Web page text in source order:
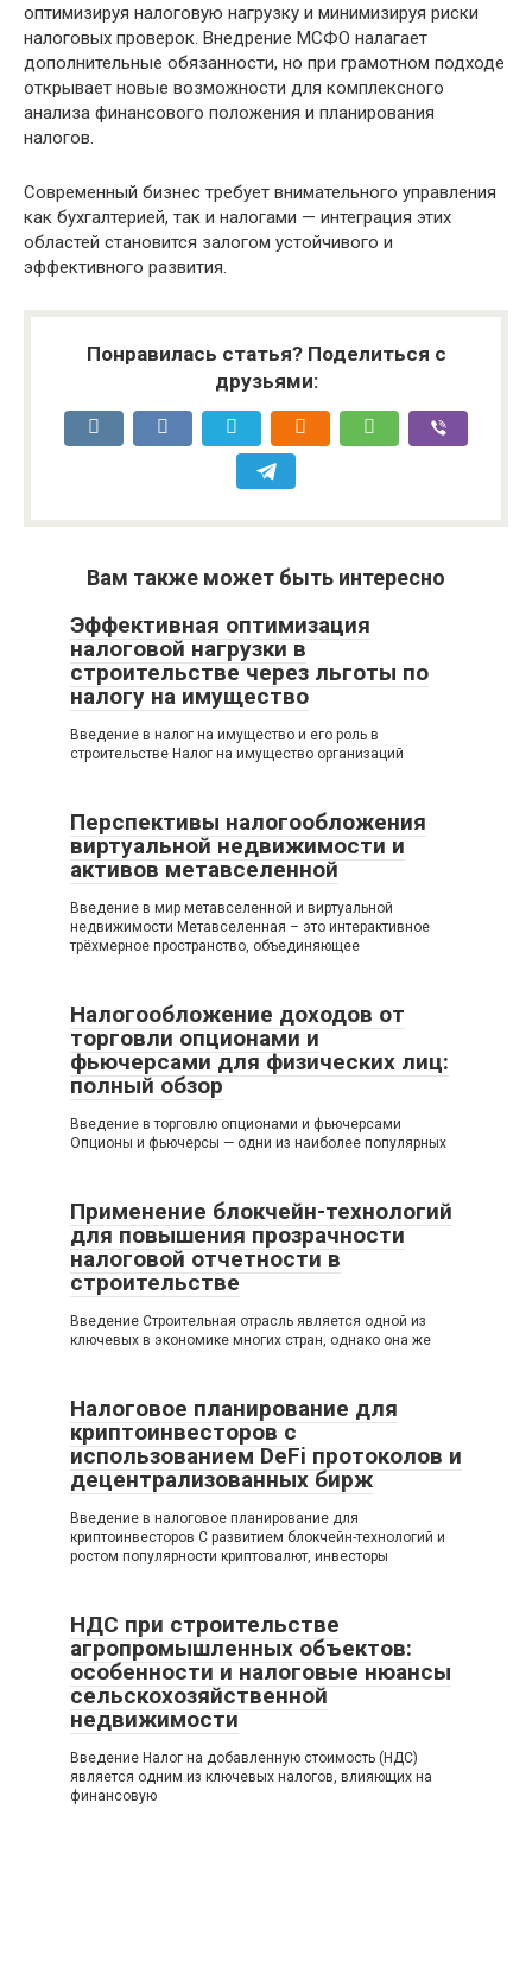
оптимизируя налоговую нагрузку и минимизируя риски
налоговых проверок. Внедрение МСФО налагает
дополнительные обязанности, но при грамотном подходе
открывает новые возможности для комплексного
анализа финансового положения и планирования
налогов.
Современный бизнес требует внимательного управления
как бухгалтерией, так и налогами — интеграция этих
областей становится залогом устойчивого и
эффективного развития.
Понравилась статья? Поделиться с
друзьями:
Вам также может быть интересно
Эффективная оптимизация
налоговой нагрузки в
строительстве через льготы по
налогу на имущество
Введение в налог на имущество и его роль в
строительстве Налог на имущество организаций
Перспективы налогообложения
виртуальной недвижимости и
активов метавселенной
Введение в мир метавселенной и виртуальной
недвижимости Метавселенная – это интерактивное
трёхмерное пространство, объединяющее
Налогообложение доходов от
торговли опционами и
фьючерсами для физических лиц:
полный обзор
Введение в торговлю опционами и фьючерсами
Опционы и фьючерсы — одни из наиболее популярных
Применение блокчейн-технологий
для повышения прозрачности
налоговой отчетности в
строительстве
Введение Строительная отрасль является одной из
ключевых в экономике многих стран, однако она же
Налоговое планирование для
криптоинвесторов с
использованием DeFi протоколов и
децентрализованных бирж
Введение в налоговое планирование для
криптоинвесторов С развитием блокчейн-технологий и
ростом популярности криптовалют, инвесторы
НДС при строительстве
агропромышленных объектов:
особенности и налоговые нюансы
сельскохозяйственной
недвижимости
Введение Налог на добавленную стоимость (НДС)
является одним из ключевых налогов, влияющих на
финансовую